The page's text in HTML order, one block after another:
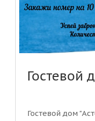
Гостевой
Гостевой дом